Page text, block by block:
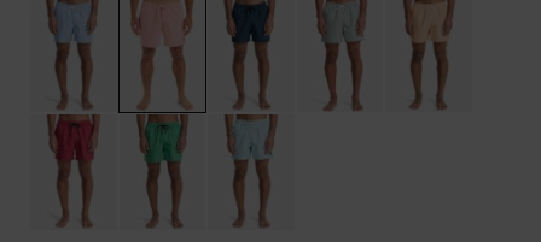
Consultar
las FAQ